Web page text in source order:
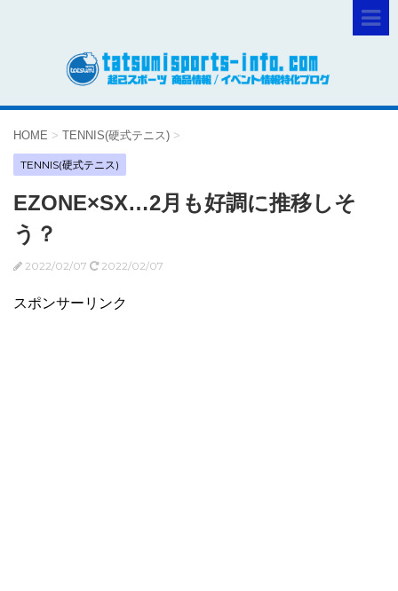
HOME > TENNIS(硬式テニス) >
TENNIS(硬式テニス)
EZONE×SX…2月も好調に推移しそ
う？
2022/02/07 2022/02/07
スポンサーリンク